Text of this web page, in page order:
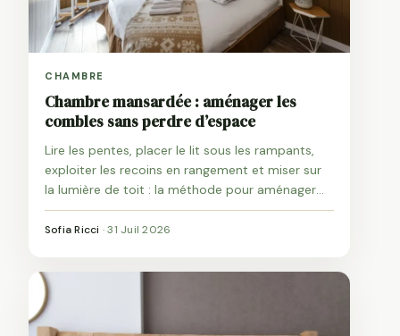
CHAMBRE
Chambre mansardée : aménager les
combles sans perdre d’espace
Lire les pentes, placer le lit sous les rampants,
exploiter les recoins en rangement et miser sur
la lumière de toit : la méthode pour aménager
une chambre sous combles.
Sofia Ricci ·31 Juil 2026